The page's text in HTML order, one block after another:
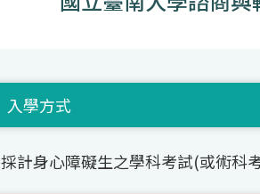
入學方式
採計身心障礙生之學科考試(或術科